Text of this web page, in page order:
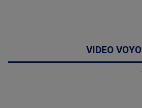
VIDEO VOYO